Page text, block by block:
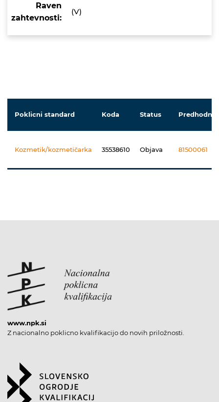
Raven
zahtevnosti:
(V)
Poklicni standard Koda Status
Kozmetik/kozmetičarka 35538610 Objava 81500061
www.npk.si
Z nacionalno poklicno kvalifikacijo do novih priložnosti.